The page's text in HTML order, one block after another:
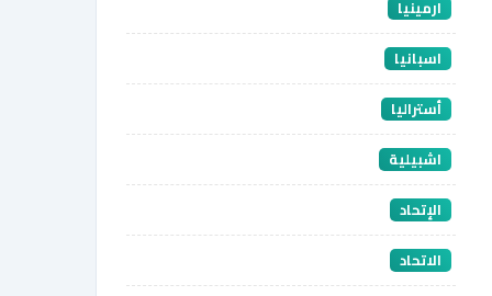
ارمينيا
اسبانيا
أستراليا
اشبيلية
الإتحاد
الاتحاد